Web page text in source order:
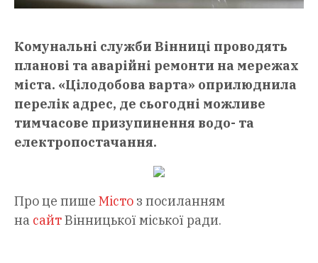
Комунальні служби Вінниці проводять
планові та аварійні ремонти на мережах
міста. «Цілодобова варта» оприлюднила
перелік адрес, де сьогодні можливе
тимчасове призупинення водо- та
електропостачання.
Про це пише Місто з посиланням
на сайтВінницької міської ради.